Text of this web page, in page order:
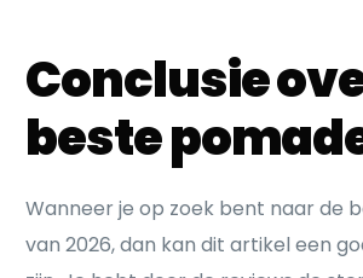
Conclusie
beste
Wanneer je op zoek bent naar de
van 2026, dan kan dit artikel een